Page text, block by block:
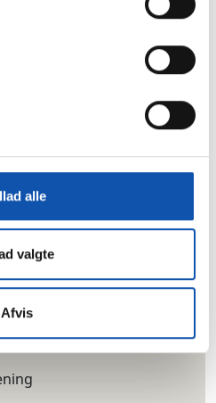
alle
valgte
Afvis
har lagt navn til stedets
med fans og lokal opbakning i
ryggen.
idrætsklubber
støtter vi
Arnbjerg Idrætsforening
KFUM